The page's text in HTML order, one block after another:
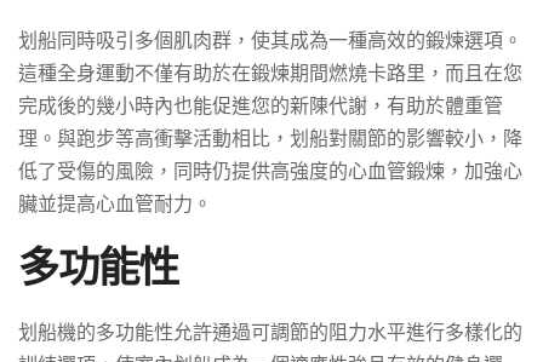
划船同時吸引多個肌肉群，使其成為一種高效的鍛煉選項。
這種全身運動不僅有助於在鍛煉期間燃燒卡路里，而且在您
完成後的幾小時內也能促進您的新陳代謝，有助於體重管
理。與跑步等高衝擊活動相比，划船對關節的影響較小，降
低了受傷的風險，同時仍提供高強度的心血管鍛煉，加強心
臟並提高心血管耐力。
多功能性
划船機的多功能性允許通過可調節的阻力水平進行多樣化的